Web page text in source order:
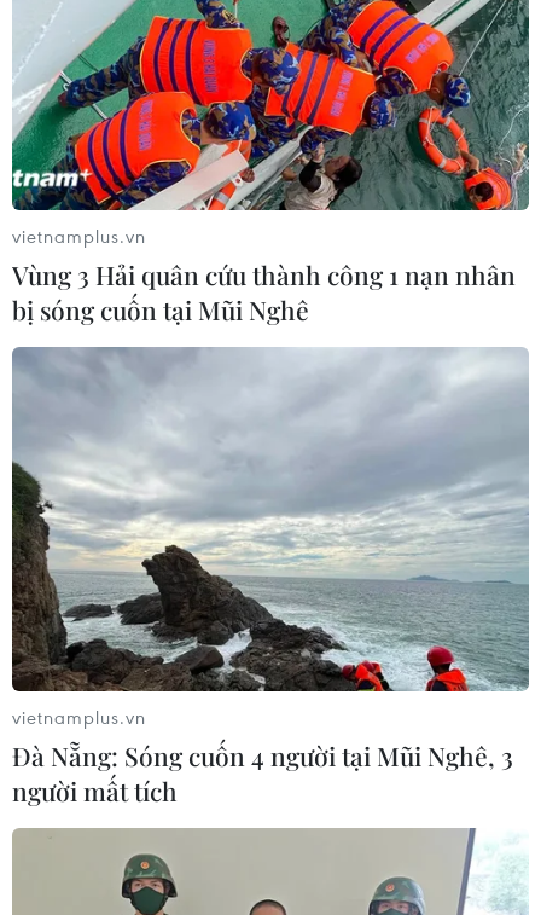
sinh nhật Ngân hàng tuổi 15.
TPBank giảm lãi suất lần thứ 5, hỗ trợ
khách hàng 323 tỷ đồng lãi suất
30/05/2023 02:54
Đối với các khoản vay hiện hữu, Ngân hàng thương mại
cổ phần Tiên Phong lên phương án thực hiện giảm từ
0,2-1% lãi suất khi đến kỳ điều chỉnh lãi suất.
vietnamplus.vn
Vùng 3 Hải quân cứu thành công 1 nạn nhân
bị sóng cuốn tại Mũi Nghê
vietnamplus.vn
Đà Nẵng: Sóng cuốn 4 người tại Mũi Nghê, 3
người mất tích